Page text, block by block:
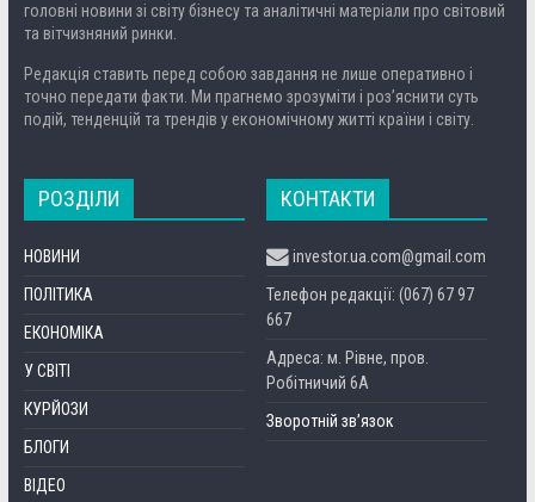
головні новини зі світу бізнесу та аналітичні матеріали про світовий
та вітчизняний ринки.
Редакція ставить перед собою завдання не лише оперативно і
точно передати факти. Ми прагнемо зрозуміти і роз’яснити суть
подій, тенденцій та трендів у економічному житті країни і світу.
РОЗДІЛИ
НОВИНИ
ПОЛІТИКА
ЕКОНОМІКА
У СВІТІ
КУРЙОЗИ
БЛОГИ
ВІДЕО
КОНТАКТИ
investor.ua.com@gmail.com
Телефон редакції: (067) 67 97
667
Адреса: м. Рівне, пров.
Робітничий 6А
Зворотній зв’язок